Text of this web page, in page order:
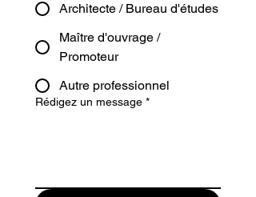
Architecte / Bureau d'études
Maître d'ouvrage /
Promoteur
Autre professionnel
Rédigez un message *